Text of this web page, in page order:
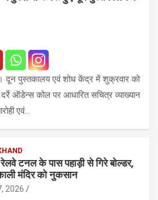
दून पुस्तकालय एवं शोध केंद्र में शुक्रवार को
दर्रे ऑडेन्स कोल पर आधारित सचित्र व्याख्यान
एवं…
रेलवे टनल के पास पहाड़ी से गिरे बोल्डर,
मंदिर को नुकसान
2026